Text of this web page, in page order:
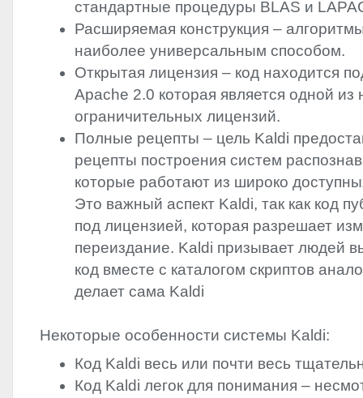
стандартные процедуры BLAS и
Расширяемая конструкция –
наиболее универсальным способом.
Открытая лицензия – код находится
Apache 2.0 которая является одной из
ограничительных лицензий.
Полные рецепты – цель Kaldi
рецепты построения систем
которые работают из широко
Это важный аспект Kaldi, так как код
под лицензией, которая разрешает
переиздание. Kaldi призывает людей
код вместе с каталогом скриптов
делает сама Kaldi
Некоторые особенности системы Kaldi:
Код Kaldi весь или почти весь
Код Kaldi легок для понимания –